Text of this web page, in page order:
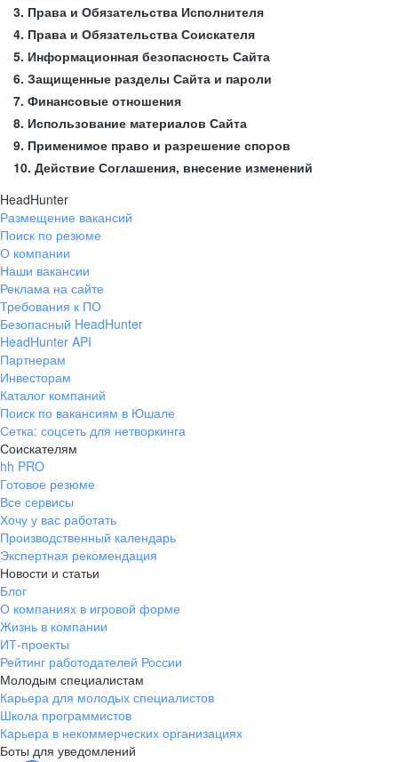
3. Права и Обязательства Исполнителя
4. Права и Обязательства Соискателя
5. Информационная безопасность Сайта
6. Защищенные разделы Сайта и пароли
7. Финансовые отношения
8. Использование материалов Сайта
9. Применимое право и разрешение споров
10. Действие Соглашения, внесение изменений
HeadHunter
Размещение вакансий
Поиск по резюме
О компании
Наши вакансии
Реклама на сайте
Требования к ПО
Безопасный HeadHunter
HeadHunter API
Партнерам
Инвесторам
Каталог компаний
Поиск по вакансиям в Юшале
Сетка: соцсеть для нетворкинга
Соискателям
hh PRO
Готовое резюме
Все сервисы
Хочу у вас работать
Производственный календарь
Экспертная рекомендация
Новости и статьи
Блог
О компаниях в игровой форме
Жизнь в компании
ИТ-проекты
Рейтинг работодателей России
Молодым специалистам
Карьера для молодых специалистов
Школа программистов
Карьера в некоммерческих организациях
Боты для уведомлений